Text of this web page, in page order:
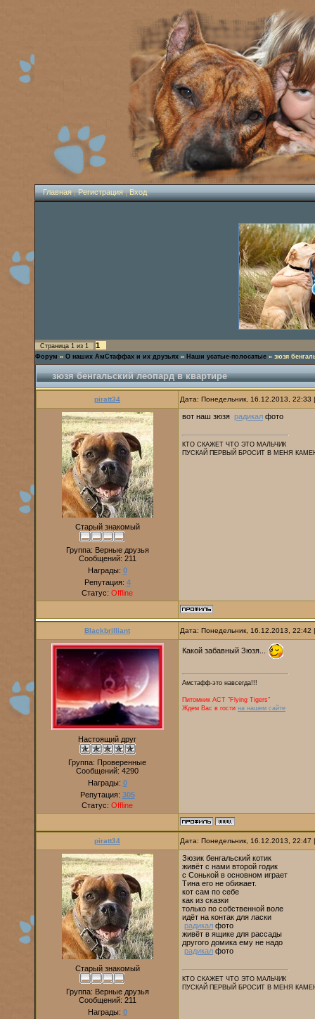
Главная|Регистрация|Вход
Страница 1 из 1 1
Форум » О наших АмСтаффах и их друзьях » Наши усатые-полосатые » зюзя
зюзя бенгальский леопард в квартире
piratt34 Дата: Понедельник, 16.12.2013,
Старый знакомый
Группа: Верные друзья
Сообщений: 211
Награды: 0
Репутация: 4
Статус: Offline
вот наш зюзя радикал фото
КТО СКАЖЕТ ЧТО ЭТО МАЛЬЧИК
ПУСКАЙ ПЕРВЫЙ БРОСИТ В МЕНЯ
Blackbrilliant Дата: Понедельник, 16.12.2013,
Настоящий друг
Группа: Проверенные
Сообщений: 4290
Награды: 0
Репутация: 305
Статус: Offline
Какой забавный Зюзя...
Амстафф-это навсегда!!!
Питомник AСТ "Flying Tigers"
Ждем Вас в гости на нашем сайте
piratt34 Дата: Понедельник, 16.12.2013,
Старый знакомый
Группа: Верные друзья
Сообщений: 211
Награды: 0
Зюзик бенгальский котик
живёт с нами второй годик
с Сонькой в основном играет
Тина его не обижает.
кот сам по себе
как из сказки
только по собственной воле
идёт на контак для ласки
радикал фото
живёт в ящике для рассады
другого домика ему не надо
радикал фото
КТО СКАЖЕТ ЧТО ЭТО МАЛЬЧИК
ПУСКАЙ ПЕРВЫЙ БРОСИТ В МЕНЯ